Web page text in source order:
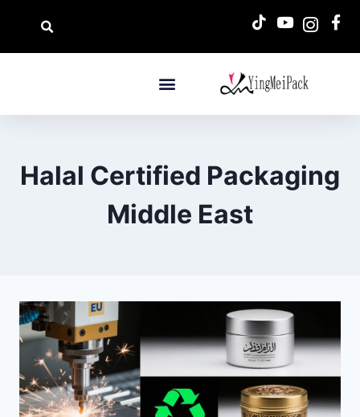
Halal Certified Packaging
Middle East